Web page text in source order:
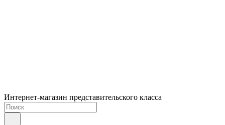
Интернет-магазин представительского класса